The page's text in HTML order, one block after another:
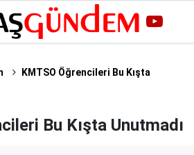
KMTSO Öğrencileri Bu Kışta
Bu Kışta Unutmadı